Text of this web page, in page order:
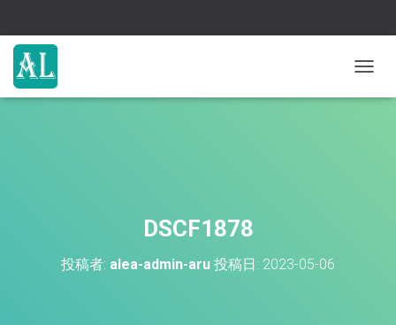
ビ
DSCF1878
投稿者: alea-admin-aru 投稿日: 2023-05-06